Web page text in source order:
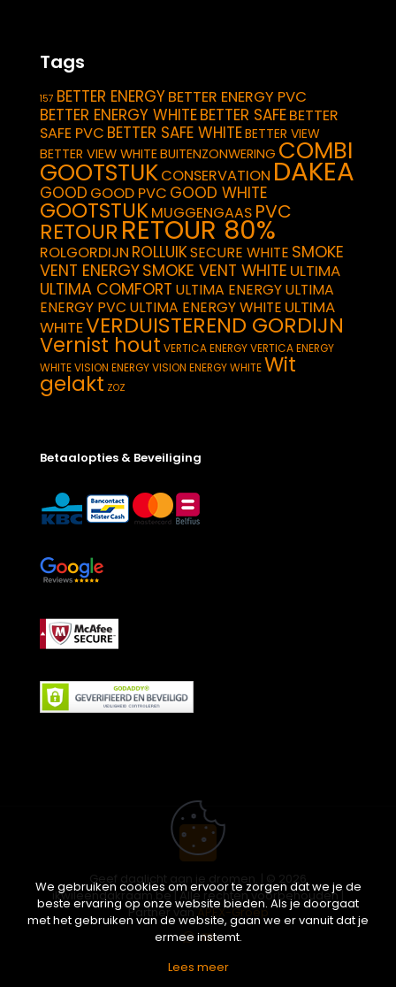
Tags
157 BETTER ENERGYBETTER ENERGY PVC
BETTER ENERGY WHITEBETTER SAFEBETTER
SAFE PVC BETTER SAFE WHITEBETTER VIEW
BETTER VIEW WHITEBUITENZONWERING COMBI
GOOTSTUKCONSERVATION DAKEA
GOOD GOOD PVC GOOD WHITE
GOOTSTUKMUGGENGAAS PVC
RETOUR RETOUR 80%
ROLGORDIJN ROLLUIKSECURE WHITE SMOKE
VENT ENERGYSMOKE VENT WHITE ULTIMA
ULTIMA COMFORT ULTIMA ENERGYULTIMA
ENERGY PVC ULTIMA ENERGY WHITE ULTIMA
WHITEVERDUISTEREND GORDIJN
Vernist hout VERTICA ENERGYVERTICA ENERGY
WHITEVISION ENERGYVISION ENERGY WHITEWit
gelakt ZOZ
Betaalopties & Beveiliging
Geef daglicht aan je dromen. | © 2026
ikwileendakraam.be | Alle rechten voorbehouden |
Partner vanAPEX-Groep
We gebruiken cookies om ervoor te zorgen dat we je de
beste ervaring op onze website bieden. Als je doorgaat
met het gebruiken van de website, gaan we er vanuit dat je
ermee instemt.
Lees meer